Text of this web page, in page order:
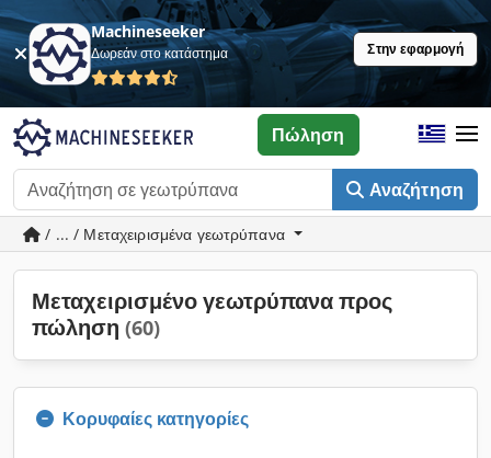
Machineseeker
Δωρεάν στο κατάστημα Στην εφαρμογή
Αναζήτηση
Πώληση
/ ... / Μεταχειρισμένα γεωτρύπανα
Μεταχειρισμένο γεωτρύπανα προς
πώληση (60)
Κορυφαίες κατηγορίες